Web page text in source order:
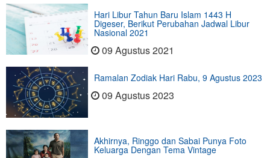
Hari Libur Tahun Baru Islam 1443 H
Digeser, Berikut Perubahan Jadwal Libur
Nasional 2021
09 Agustus 2021
Ramalan Zodiak Hari Rabu, 9 Agustus 2023
09 Agustus 2023
Akhirnya, Ringgo dan Sabai Punya Foto
Keluarga Dengan Tema Vintage